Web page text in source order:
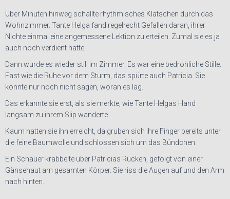
Über Minuten hinweg schallte rhythmisches Klatschen durch das
Wohnzimmer. Tante Helga fand regelrecht Gefallen daran, ihrer
Nichte einmal eine angemessene Lektion zu erteilen. Zumal sie es ja
auch noch verdient hatte.
Dann wurde es wieder still im Zimmer. Es war eine bedrohliche Stille.
Fast wie die Ruhe vor dem Sturm, das spürte auch Patricia. Sie
konnte nur noch nicht sagen, woran es lag.
Das erkannte sie erst, als sie merkte, wie Tante Helgas Hand
langsam zu ihrem Slip wanderte.
Kaum hatten sie ihn erreicht, da gruben sich ihre Finger bereits unter
die feine Baumwolle und schlossen sich um das Bündchen.
Ein Schauer krabbelte über Patricias Rücken, gefolgt von einer
Gänsehaut am gesamten Körper. Sie riss die Augen auf und den Arm
nach hinten.